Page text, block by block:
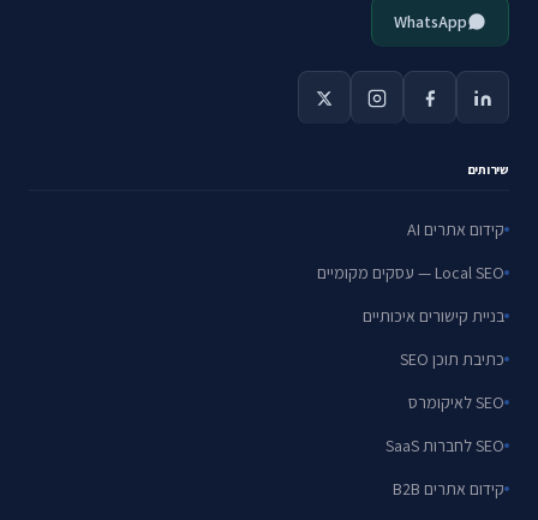
WhatsApp
שירותים
קידום אתרים AI
Local SEO — עסקים מקומיים
בניית קישורים איכותיים
כתיבת תוכן SEO
SEO לאיקומרס
SEO לחברות SaaS
קידום אתרים B2B